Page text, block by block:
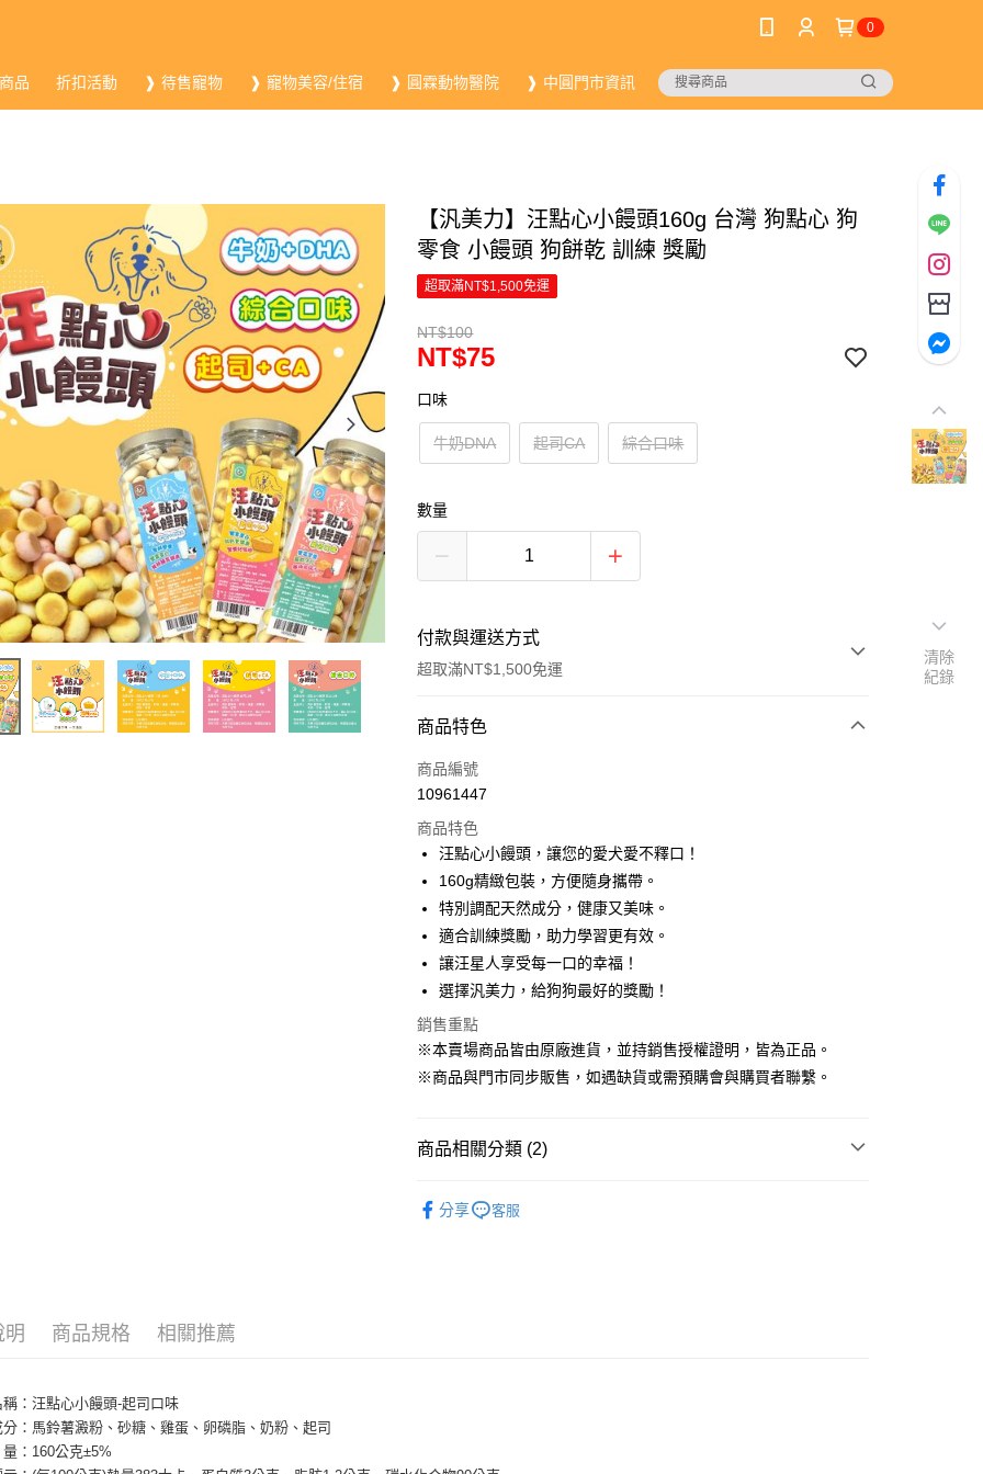
0
品 折扣活動 ❱ 待售寵物 ❱ 寵物美容/住宿 ❱ 圓霖動物醫院 ❱ 中圓門市資訊
【汎美力】汪點心小饅頭160g 台灣 狗點心 狗
零食 小饅頭 狗餅乾 訓練 獎勵
超取滿NT$1,500免運
NT$100
NT$75
口味
牛奶DNA 起司CA 綜合口味
數量
付款與運送方式
超取滿NT$1,500免運
付款方式
信用卡一次付款
LINE Pay
Apple Pay
街口支付
悠遊付
ATM付款
貨到付款
運送方式
【全家】取貨付款1500免運
商品特色
商品編號
10961447
商品特色
汪點心小饅頭，讓您的愛犬愛不釋口！
160g精緻包裝，方便隨身攜帶。
特別調配天然成分，健康又美味。
適合訓練獎勵，助力學習更有效。
讓汪星人享受每一口的幸福！
選擇汎美力，給狗狗最好的獎勵！
銷售重點
※本賣場商品皆由原廠進貨，並持銷售授權證明，皆為正品。
※商品與門市同步販售，如遇缺貨或需預購會與購買者聯繫。
商品相關分類 (2)
分享 客服
明 商品規格 相關推薦
：汪點心小饅頭-起司口味
：馬鈴薯澱粉、砂糖、雞蛋、卵磷脂、奶粉、起司
160公克±5%
清除
紀錄